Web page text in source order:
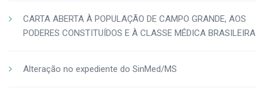
CARTA ABERTA À POPULAÇÃO DE CAMPO GRANDE, AOS
PODERES CONSTITUÍDOS E À CLASSE MÉDICA BRASILEIRA
Alteração no expediente do SinMed/MS